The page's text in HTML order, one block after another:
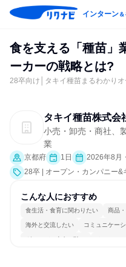
インターン＆
食を支える「種苗」
ーカーの戦略とは?
28卒向け│タキイ種苗まるわかり
タキイ種苗株式会
小売・卸売・商社、
業
京都府 1日
2026年8月
28卒 | オープン・カンパニー&
こんな人におすすめ
食生活・食育に関わりたい 商品
海外と交流したい コミュニケー
グローバル志向が強い チームワ